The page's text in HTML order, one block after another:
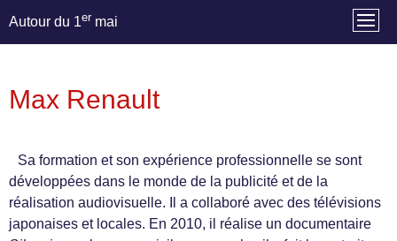
Autour du 1er mai
Max Renault
Sa formation et son expérience professionnelle se sont
développées dans le monde de la publicité et de la
réalisation audiovisuelle. Il a collaboré avec des télévisions
japonaises et locales. En 2010, il réalise un documentaire